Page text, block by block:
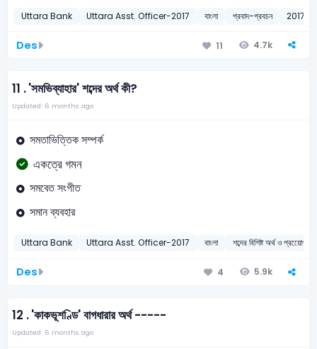
Uttara Bank Uttara Asst. Officer-2017 বাংলা প্রবাদ-প্রবচন 2017
Des 11 4.7k
11 .'সমভিব্যাহার' শব্দের অর্থ কী?
Updated: 6 months ago
সমতাভিত্তিক সম্পর্ক
একত্রে গমন
সমবেত সংগীত
সমান ব্যবহার
Uttara Bank Uttara Asst. Officer-2017 বাংলা শব্দের বিশিষ্ট অর্থ ও প্রয়োেগ
Des 4 5.9k
12 .'কাকভূশণ্ডি' বাগধারার অর্থ -----
Updated: 6 months ago